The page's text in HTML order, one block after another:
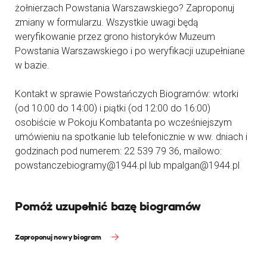
żołnierzach Powstania Warszawskiego? Zaproponuj
zmiany w formularzu. Wszystkie uwagi będą
weryfikowanie przez grono historyków Muzeum
Powstania Warszawskiego i po weryfikacji uzupełniane
w bazie.
Kontakt w sprawie Powstańczych Biogramów: wtorki
(od 10:00 do 14:00) i piątki (od 12:00 do 16:00)
osobiście w Pokoju Kombatanta po wcześniejszym
umówieniu na spotkanie lub telefonicznie w ww. dniach i
godzinach pod numerem: 22 539 79 36, mailowo:
powstanczebiogramy@1944.pl lub mpalgan@1944.pl
Pomóż uzupełnić bazę biogramów
Zaproponuj nowy biogram